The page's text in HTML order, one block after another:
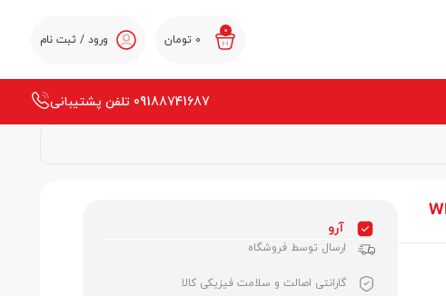
0
0 تومان ورود / ثبت نام
09188741687 تلفن پشتیبانی
آرو
ارسال توسط فروشگاه
گارانتی اصالت و سلامت فیزیکی کالا